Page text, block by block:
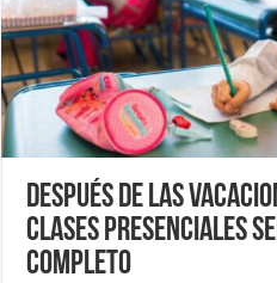
Después de las
clases presenciales
completo